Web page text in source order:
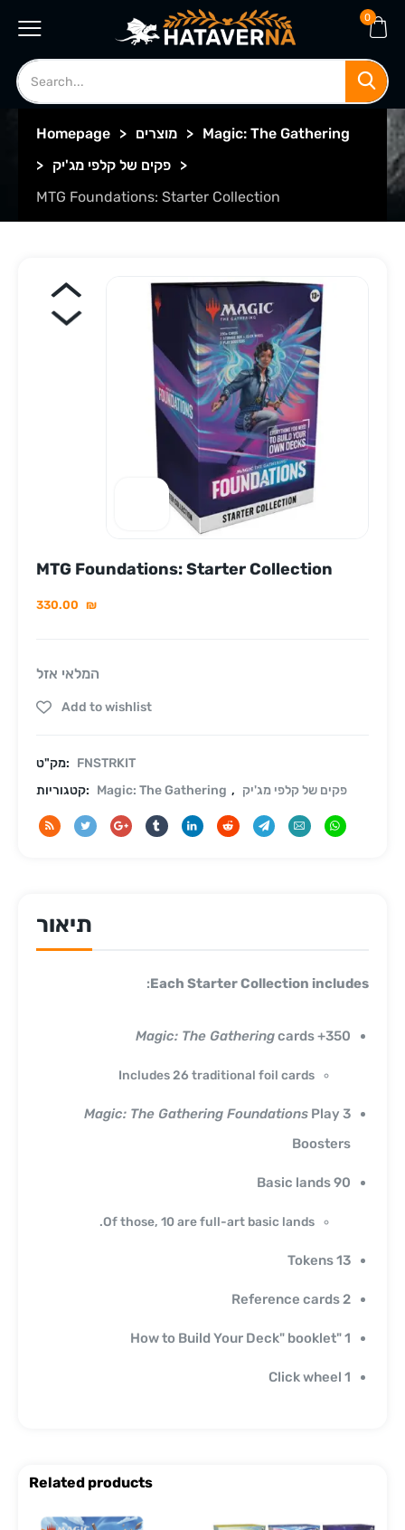
0
Homepage > מוצרים > Magic: The Gathering
> פקים של קלפי מג'יק >
MTG Foundations: Starter Collection
MTG Foundations: Starter Collection
330.00 ₪
המלאי אזל
Add to wishlist
מק"ט: FNSTRKIT
קטגוריות: Magic: The Gathering , פקים של קלפי מג'יק
תיאור
Each Starter Collection includes
:
350+
Magic: The Gatheringcards
Includes 26 traditional foil cards
3
Magic: The Gathering Foundations Play
Boosters
90 Basic lands
Of those, 10 are full-art basic lands.
13 Tokens
2 Reference cards
1 "How to Build Your Deck" booklet
1 Click wheel
Related products